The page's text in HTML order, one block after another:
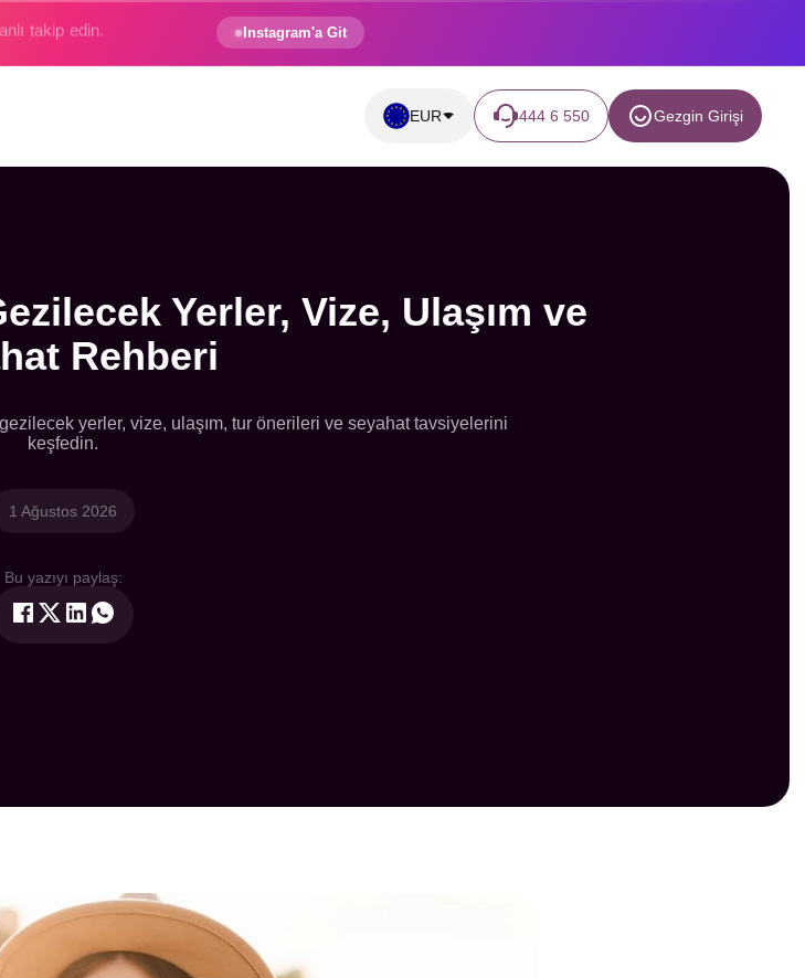
Instagram'a Git
EUR 444 6 550 Gezgin Girişi
Yerler, Vize, Ulaşım ve
Rehberi
yerler, vize, ulaşım, tur önerileri ve seyahat tavsiyelerini
keşfedin.
1 Ağustos 2026
Bu yazıyı paylaş: